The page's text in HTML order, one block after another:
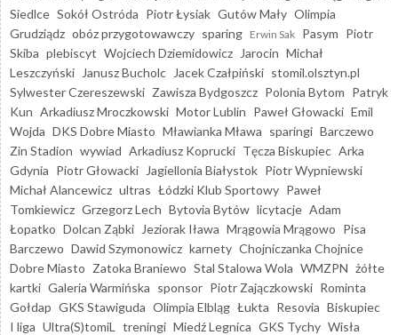
Siedlce Sokół Ostróda Piotr Łysiak Gutów Mały Olimpia
Grudziądz obóz przygotowawczy sparing Erwin Sak Pasym Piotr
Skiba plebiscyt Wojciech Dziemidowicz Jarocin Michał
Leszczyński
Janusz Bucholc Jacek Czałpiński stomil.olsztyn.pl
Sylwester Czereszewski Zawisza Bydgoszcz Polonia Bytom Patryk
Kun Arkadiusz Mroczkowski Motor Lublin Paweł Głowacki Emil
Wojda DKS Dobre Miasto Mławianka Mława sparingi Barczewo
Zin Stadion wywiad Arkadiusz Koprucki Tęcza Biskupiec Arka
Gdynia Piotr Głowacki Jagiellonia Białystok Piotr Wypniewski
Michał Alancewicz ultras Łódzki Klub Sportowy Paweł
Tomkiewicz Grzegorz Lech Bytovia Bytów licytacje Adam
Łopatko Dolcan Ząbki Jeziorak Iława Mrągowia Mrągowo Pisa
Barczewo Dawid Szymonowicz karnety Chojniczanka Chojnice
Dobre Miasto Zatoka Braniewo Stal Stalowa Wola WMZPN żółte
kartki Galeria Warmińska sponsor Piotr Zajączkowski Rominta
Gołdap GKS Stawiguda Olimpia Elbląg Łukta Resovia Biskupiec
I liga Ultra(S)tomiL treningi Miedź Legnica GKS Tychy Wisła